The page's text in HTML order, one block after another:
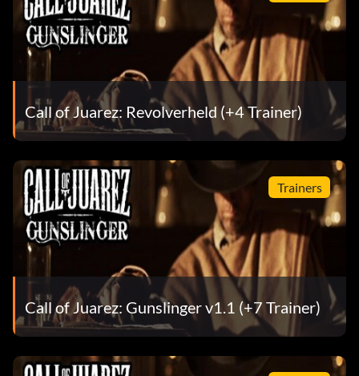
Call of Juarez: Revolverheld (+4 Trainer)
Trainers
Call of Juarez: Gunslinger v1.1 (+7 Trainer)